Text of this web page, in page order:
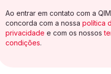
Ao entrar em contato com a
concorda com a nossa política
privacidade e com os nossos
condições.